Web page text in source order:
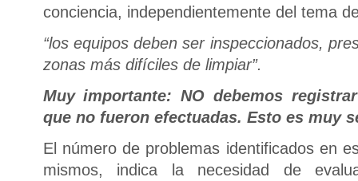
conciencia, independientemente del tema
“los equipos deben ser inspeccionados,
zonas más difíciles de limpiar”.
Muy importante: NO debemos
que no fueron efectuadas. Esto es muy
El número de problemas identificados en
mismos, indica la necesidad de